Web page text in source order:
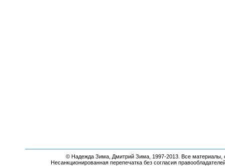
© Надежда Зима, Дмитрий Зима, 1997-2013. Все материалы,
Несанкционированная перепечатка без согласия